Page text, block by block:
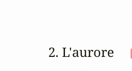
2. L'aurore